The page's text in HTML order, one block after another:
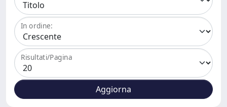
In ordine:
Risultati/Pagina